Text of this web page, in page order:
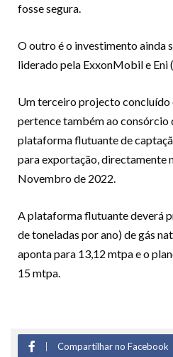
fosse segura.
O outro é o investimento ainda
liderado pela ExxonMobil e Eni
Um terceiro projecto concluído
pertence também ao consórcio
plataforma flutuante de
para exportação, directamente
Novembro de 2022.
A plataforma flutuante deverá
de toneladas por ano) de gás
aponta para 13,12 mtpa e o
15 mtpa.
Compartilhar no Facebook